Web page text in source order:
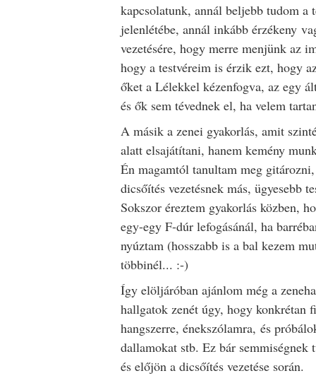
kapcsolatunk, annál beljebb tudom a
jelenlétébe, annál inkább érzékeny
vezetésére, hogy merre menjünk az
hogy a testvéreim is érzik ezt, hogy
őket a Lélekkel kézenfogva, az egy
és ők sem tévednek el, ha velem
A másik a zenei gyakorlás, amit
alatt elsajátítani, hanem kemény
Én magamtól tanultam meg gitározni,
dicsőítés vezetésnek más, ügyesebb
Sokszor éreztem gyakorlás közben,
egy-egy F-dúr lefogásánál, ha
nyúztam (hosszabb is a bal kezem
többinél... :-)
Így elöljáróban ajánlom még a
hallgatok zenét úgy, hogy konkrétan
hangszerre, énekszólamra, és
dallamokat stb. Ez bár semmiségnek
és előjön a dicsőítés vezetése során.